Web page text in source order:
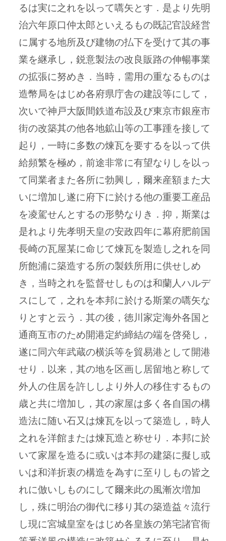
るは実に之れを以って嚆矢とす．是より先明
治六年原口仲太郎といえるもの既記官設経営
に属する地所及び建物の払下を受けて其の事
業を継承し，鋭意製法の改良販路の伸暢事業
の拡張に努めき．当時，需用の重なるものは
造幣局をはじめ各府県庁舎の建設等にして，
次いで神戸大阪間鉄道布設及び東京市銀座市
街の改築其の他各地鉱山等の工事踵を接して
起り，一時に多数の煉瓦を要するを以って供
給頻繁を極め，前途非常に有望なりしを以っ
て同業者また各所に勃興し，爾来産額また大
いに増加し遂に府下に於ける他の重要工産品
を凌駕せんとするの形勢なりき．抑，斯業は
是れより先孝明天皇の安政四年に幕府肥前国
長崎の瓦屋某に命じて煉瓦を製造し之れを同
所飽浦に築造する所の製鉄所用に供せしめ
き，当時之れを監督せしものは和蘭人ハルデ
スにして，之れを本邦に於ける斯業の嚆矢な
りとすと云う．其の後，徳川家定海外各国と
通商互市のため開港定約締結の端を啓発し，
遂に同六年武蔵の横浜等を貿易港として開港
せり．以来，其の地を区画し居留地と称して
外人の住居を許ししより外人の移住するもの
歳と共に増加し，其の家屋は多く各自国の構
造法に随い石又は煉瓦を以って築造し，時人
之れを洋館または煉瓦造と称せり．本邦に於
いて家屋を造るに或いは本邦の建築に擬し或
いは和洋折衷の構造を為すに至りしもの皆之
れに倣いしものにして爾来此の風漸次増加
し，殊に明治の御代に移り其の築造益々流行
し現に宮城皇室をはじめ各皇族の第宅諸官衙